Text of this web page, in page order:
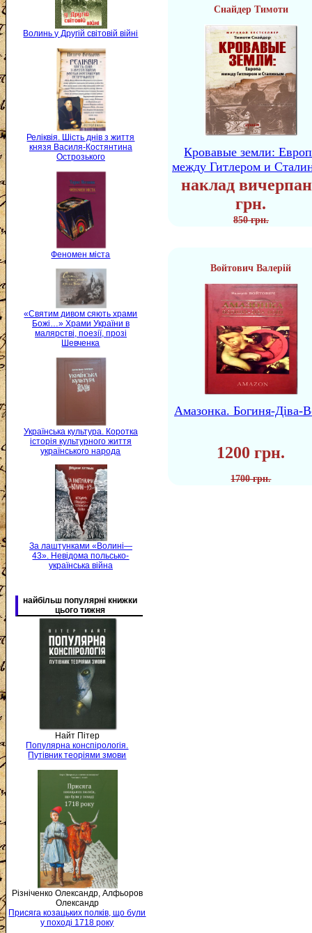
Волинь у Другій світовій війні
Реліквія. Шість днів з життя
князя Василя-Костянтина
Острозького
Феномен міста
«Святим дивом сяють храми
Божі…» Храми України в
малярстві, поезії, прозі
Шевченка
Українська культура. Коротка
історія культурного життя
українського народа
За лаштунками «Волині—
43». Невідома польсько-
українська війна
найбільш популярні книжки
цього тижня
Найт Пітер
Популярна конспірологія.
Путівник теоріями змови
Різніченко Олександр, Алфьоров
Олександр
Присяга козацьких полків, що були
у поході 1718 року
Снайдер Тимоти
Кровавые земли:
между Гитлером и
наклад
грн.
850 грн.
Войтович Валерій
Амазонка. Богиня-Діва-
1200 грн.
1700 грн.